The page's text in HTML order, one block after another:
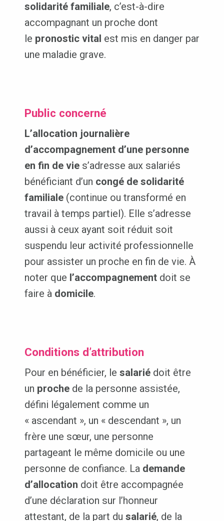
solidarité familiale, c’est-à-dire
accompagnant un proche dont
le pronostic vital est mis en danger par
une maladie grave.
Public concerné
L’allocation journalière
d’accompagnement d’une personne
en fin de vies’adresse aux salariés
bénéficiant d’un congé de solidarité
familiale(continue ou transformé en
travail à temps partiel). Elle s’adresse
aussi à ceux ayant soit réduit soit
suspendu leur activité professionnelle
pour assister un proche en fin de vie. À
noter que l’accompagnementdoit se
faire à domicile.
Conditions d’attribution
Pour en bénéficier, le salariédoit être
un prochede la personne assistée,
défini légalement comme un
« ascendant », un « descendant », un
frère une sœur, une personne
partageant le même domicile ou une
personne de confiance. La demande
d’allocation doit être accompagnée
d’une déclaration sur l’honneur
attestant, de la part du salarié, de la